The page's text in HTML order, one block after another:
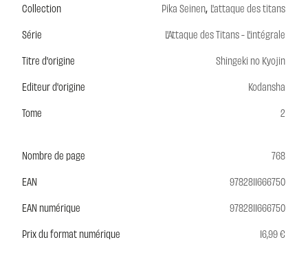
Collection
Pika Seinen, L'attaque des titans
Série
L'Attaque des Titans - L'intégrale
Titre d'origine
Shingeki no Kyojin
Editeur d'origine
Kodansha
Tome
2
Nombre de page
768
EAN
9782811666750
EAN numérique
9782811666750
Prix du format numérique
16,99 €